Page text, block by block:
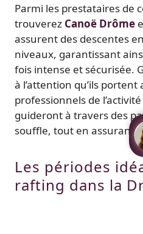
Parmi les prestataires de
trouverez Canoë Drôme
assurent des descentes
niveaux, garantissant
fois intense et sécurisée.
à l’attention qu’ils portent
professionnels de
guideront à travers des
souffle, tout en assurant
Les périodes
rafting dans la